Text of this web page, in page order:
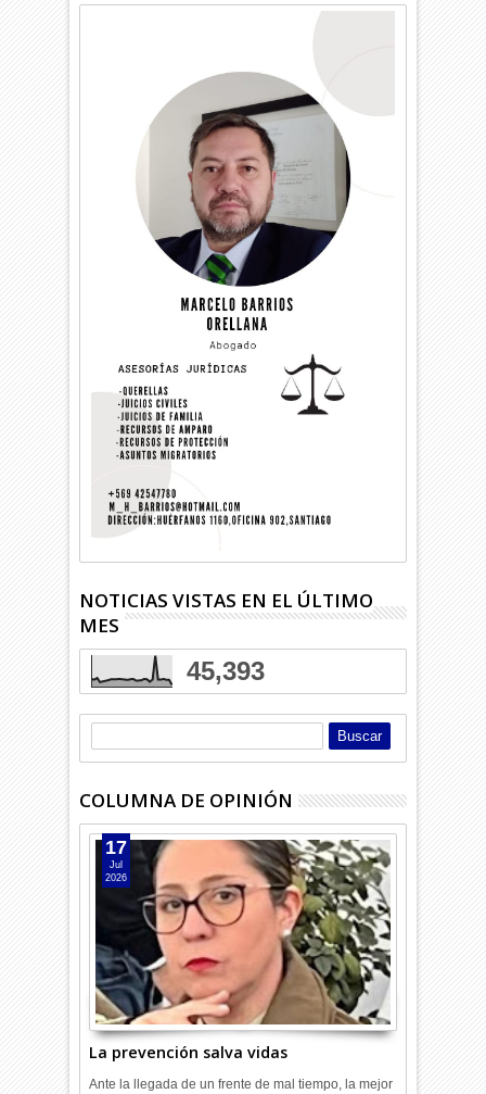
NOTICIAS VISTAS EN EL ÚLTIMO
MES
45,393
COLUMNA DE OPINIÓN
La prevención salva vidas
17
Jul
2026
Ante la llegada de un frente de mal tiempo, la mejor